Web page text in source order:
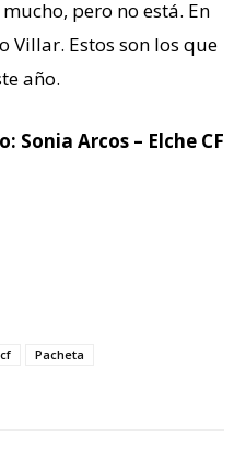
pero no está. En
Villar. Estos son los que
año.
Sonia Arcos – Elche CF
Pacheta